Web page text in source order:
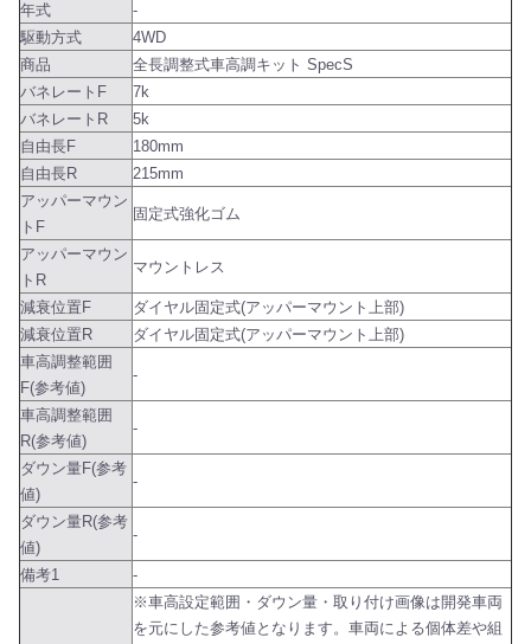
年式
-
駆動方式
4WD
商品
全長調整式車高調キット SpecS
バネレートF
7k
バネレートR
5k
自由長F
180mm
自由長R
215mm
アッパーマウン
トF
固定式強化ゴム
アッパーマウン
トR
マウントレス
減衰位置F
ダイヤル固定式(アッパーマウント上部)
減衰位置R
ダイヤル固定式(アッパーマウント上部)
車高調整範囲
F(参考値)
-
車高調整範囲
R(参考値)
-
ダウン量F(参考
値)
-
ダウン量R(参考
値)
-
備考1 -
※車高設定範囲・ダウン量・取り付け画像は開発車両
を元にした参考値となります。車両による個体差や組